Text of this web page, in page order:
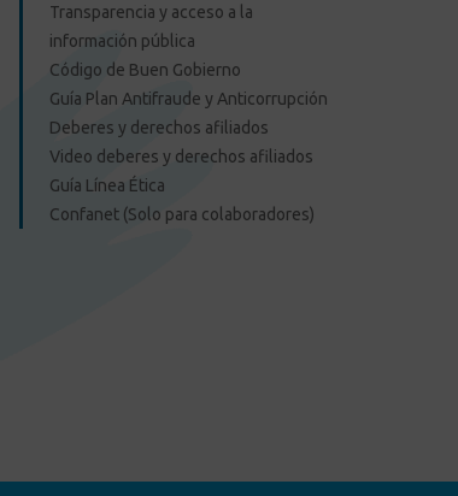
Transparencia y acceso a la
información pública
Código de Buen Gobierno
Guía Plan Antifraude y Anticorrupción
Deberes y derechos afiliados
Video deberes y derechos afiliados
Guía Línea Ética
Confanet (Solo para colaboradores)